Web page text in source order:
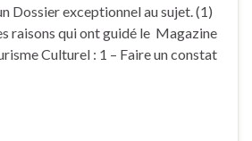
Dossier exceptionnel au sujet. (1)
raisons qui ont guidé le Magazine
Culturel : 1 – Faire un constat